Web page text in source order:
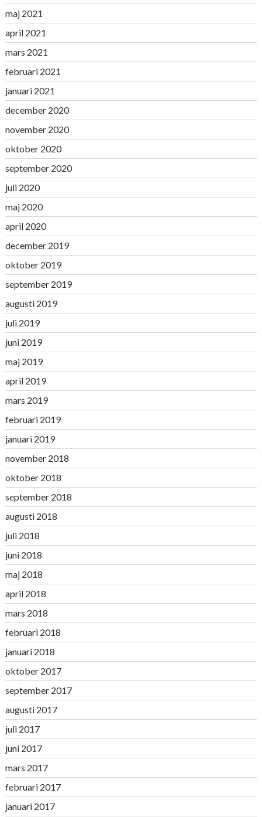
maj 2021
april 2021
mars 2021
februari 2021
januari 2021
december 2020
november 2020
oktober 2020
september 2020
juli 2020
maj 2020
april 2020
december 2019
oktober 2019
september 2019
augusti 2019
juli 2019
juni 2019
maj 2019
april 2019
mars 2019
februari 2019
januari 2019
november 2018
oktober 2018
september 2018
augusti 2018
juli 2018
juni 2018
maj 2018
april 2018
mars 2018
februari 2018
januari 2018
oktober 2017
september 2017
augusti 2017
juli 2017
juni 2017
mars 2017
februari 2017
januari 2017